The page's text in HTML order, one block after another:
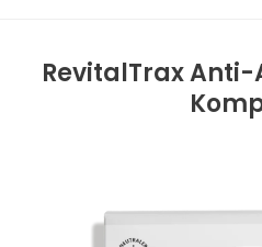
RevitalTrax